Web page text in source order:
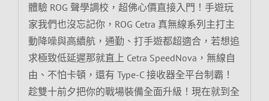
體驗 ROG 聲學調校，超佛心價直接入門！手遊玩
家我們也沒忘記你，ROG Cetra 真無線系列主打主
動降噪與高續航，通勤、打手遊都超適合，若想追
求極致低延遲那就直上 Cetra SpeedNova，無線自
由、不怕卡頓，還有 Type-C 接收器全平台制霸！
趁雙十前夕把你的戰場裝備全面升級！現在就到全